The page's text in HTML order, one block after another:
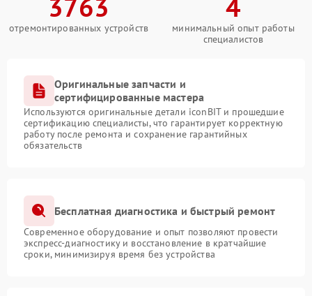
отремонтированных устройств
минимальный опыт работы
специалистов
Оригинальные запчасти и
сертифицированные мастера
Используются оригинальные детали iconBIT и прошедшие
сертификацию специалисты, что гарантирует корректную
работу после ремонта и сохранение гарантийных
обязательств
Бесплатная диагностика и быстрый ремонт
Современное оборудование и опыт позволяют провести
экспресс-диагностику и восстановление в кратчайшие
сроки, минимизируя время без устройства